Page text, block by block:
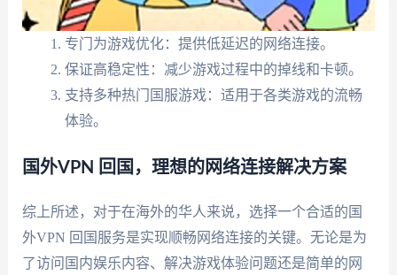
专门为游戏优化：提供低延迟的网络连接。
保证高稳定性：减少游戏过程中的掉线和卡顿。
支持多种热门国服游戏：适用于各类游戏的流畅
体验。
国外VPN 回国，理想的网络连接解决方案
综上所述，对于在海外的华人来说，选择一个合适的国
外VPN 回国服务是实现顺畅网络连接的关键。无论是为
了访问国内娱乐内容、解决游戏体验问题还是简单的网